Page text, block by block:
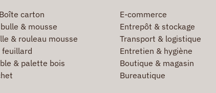
carton
& mousse
& rouleau mousse
feuillard
& palette bois
E-commerce
Entrepôt & stockage
Transport & logistique
Entretien & hygiène
Boutique & magasin
Bureautique